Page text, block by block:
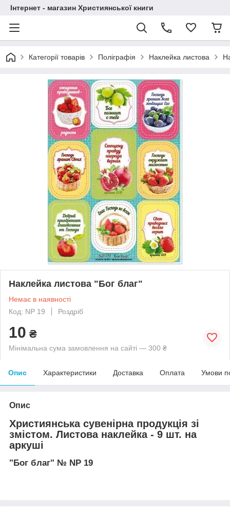
Інтернет - магазин Християнської книги
Категорії товарів Поліграфія Наклейка листова
Наклейка листова "Бог благ"
Немає в наявності
Код: NP 19
Роздріб
10 ₴
Мінімальна сума замовлення на сайті — 300 ₴
Опис Характеристики Доставка Оплата Умови
Опис
Християнська сувенірна продукція зі
змістом. Листова наклейка - 9 шт. на
аркуші
"Бог благ" № NP 19